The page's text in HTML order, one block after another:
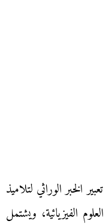
الخبر الوراثي لتلاميذ
الفيزيائية، ويشتمل